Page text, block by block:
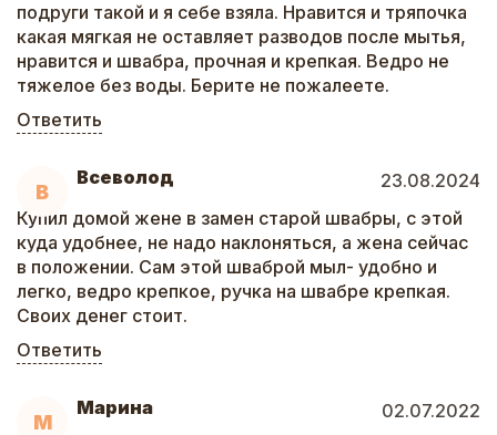
подруги такой и я себе взяла. Нравится и тряпочка
какая мягкая не оставляет разводов после мытья,
нравится и швабра, прочная и крепкая. Ведро не
тяжелое без воды. Берите не пожалеете.
Ответить
В
Всеволод
23.08.2024
Купил домой жене в замен старой швабры, с этой
куда удобнее, не надо наклоняться, а жена сейчас
в положении. Сам этой шваброй мыл- удобно и
легко, ведро крепкое, ручка на швабре крепкая.
Своих денег стоит.
Ответить
М
Марина
02.07.2022